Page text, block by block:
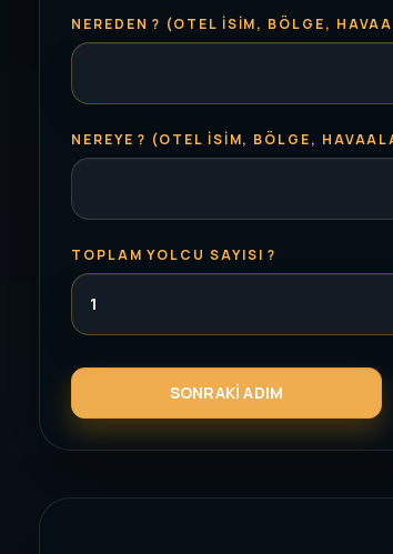
NEREDEN ? (OTEL ISIM, BÖLGE,
NEREYE ? (OTEL ISIM, BÖLGE,
TOPLAM YOLCU SAYISI ?